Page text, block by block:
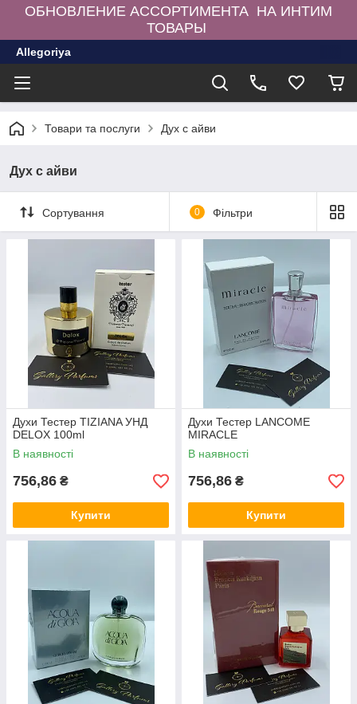
ОБНОВЛЕНИЕ АССОРТИМЕНТА НА ИНТИМ
ТОВАРЫ
Allegoriya
Товари та послуги Дух с айви
Дух с айви
Сортування 0 Фільтри
Духи Тестер TIZIANA УНД
DELOX 100ml
В наявності
756,86 ₴
Купити
Духи Тестер LANCOME
MIRACLE
В наявності
756,86 ₴
Купити